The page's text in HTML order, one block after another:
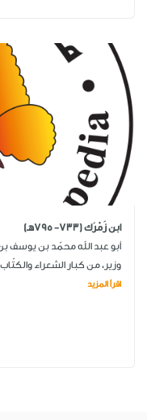
ابن زَمْرَك (733- 795هـ)
أبو عبد الله محمّد بن يوسف
وزير، من كبار الشعراء
اقرأ المزيد